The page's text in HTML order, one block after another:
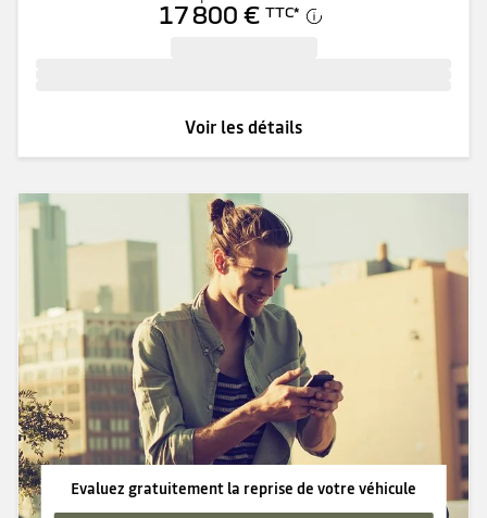
17 800 € TTC*
Voir les détails
Evaluez gratuitement la reprise de votre véhicule